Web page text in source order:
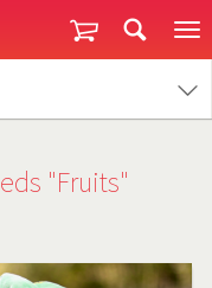
"Fruits"